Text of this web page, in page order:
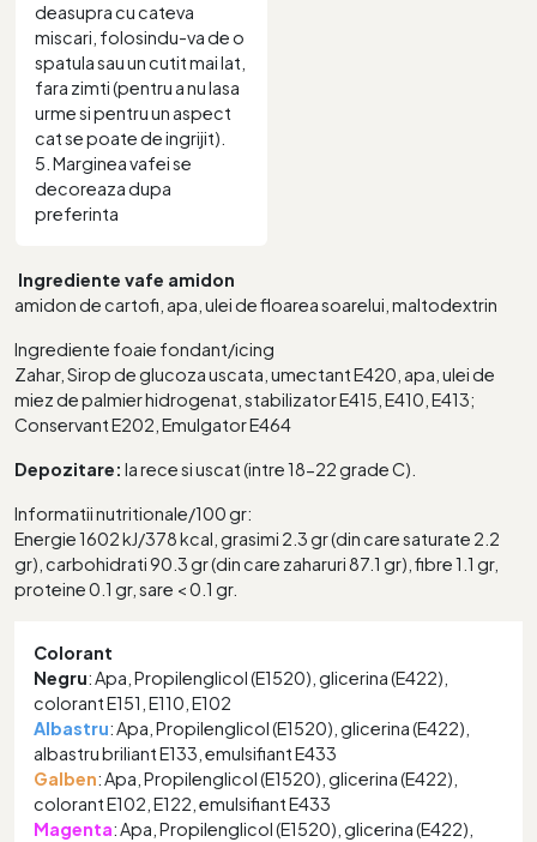
deasupra cu cateva
miscari, folosindu-va de o
spatula sau un cutit mai lat,
fara zimti (pentru a nu lasa
urme si pentru un aspect
cat se poate de ingrijit).
5. Marginea vafei se
decoreaza dupa
preferinta
Ingrediente vafe amidon
amidon de cartofi, apa, ulei de floarea soarelui, maltodextrin
Ingrediente foaie fondant/icing
Zahar, Sirop de glucoza uscata, umectant E420, apa, ulei de
miez de palmier hidrogenat, stabilizator E415, E410, E413;
Conservant E202, Emulgator E464
Depozitare: la rece si uscat (intre 18-22 grade C).
Informatii nutritionale/100 gr:
Energie 1602 kJ/378 kcal, grasimi 2.3 gr (din care saturate 2.2
gr), carbohidrati 90.3 gr (din care zaharuri 87.1 gr), fibre 1.1 gr,
proteine 0.1 gr, sare < 0.1 gr.
Colorant
Negru: Apa, Propilenglicol (E1520), glicerina (E422),
colorant E151, E110, E102
Albastru: Apa, Propilenglicol (E1520), glicerina (E422),
albastru briliant E133, emulsifiant E433
Galben: Apa, Propilenglicol (E1520), glicerina (E422),
colorant E102, E122, emulsifiant E433
Magenta: Apa, Propilenglicol (E1520), glicerina (E422),